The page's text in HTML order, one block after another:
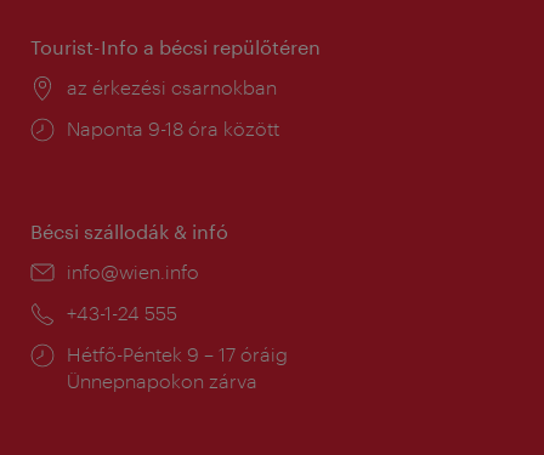
Tourist-Info a bécsi repülőtéren
Helyszín:
az érkezési csarnokban
Nyitva
Naponta 9-18 óra között
Bécsi szállodák & infó
E-
info@wien.info
Telefon:
+43-1-24 555
Nyitva
tartás:
Hétfő-Péntek 9 – 17 óráig
Ünnepnapokon zárva